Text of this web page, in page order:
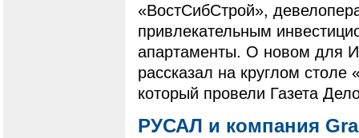
«ВостСибСтрой»,
привлекательным
апартаменты. О новом для
рассказал на круглом столе
который провели Газета
РУСАЛ и компания